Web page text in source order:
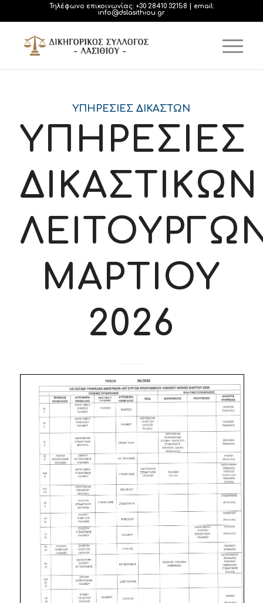
Τηλέφωνο επικοινωνίας: +30 28410 32158 | email:
info@dslasithiou.gr
ΥΠΗΡΕΣΊΕΣ ΔΙΚΑΣΤΏΝ
ΥΠΗΡΕΣΙΕΣ
ΔΙΚΑΣΤΙΚΩΝ
ΜΑΡΤΙΟΥ
2026